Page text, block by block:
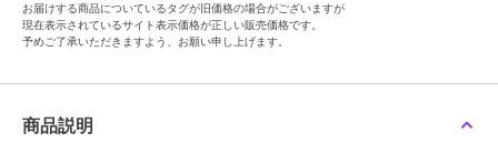
り財布
お届けする商品についているタグが旧価格の場合がございますが
現在表示されているサイト表示価格が正しい販売価格です。
予めご了承いただきますよう、お願い申し上げます。
商品説明